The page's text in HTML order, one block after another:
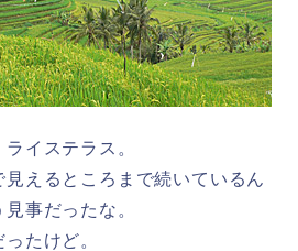
イステラス。
えるところまで続いているん
事だったな。
たけど。